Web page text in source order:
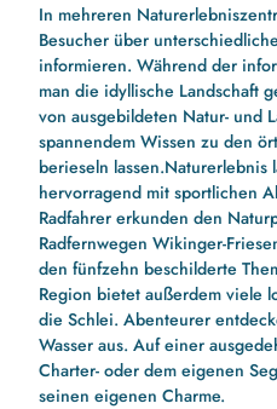
In mehreren
Besucher über
informieren. Während der
man die idyllische Landschaft
von ausgebildeten Natur- und
spannendem Wissen zu den
berieseln lassen.Naturerlebnis
hervorragend mit sportlichen
Radfahrer erkunden den
Radfernwegen Wikinger-
den fünfzehn beschilderte
Region bietet außerdem viele
die Schlei. Abenteurer
Wasser aus. Auf einer
Charter- oder dem eigenen
seinen eigenen Charme.